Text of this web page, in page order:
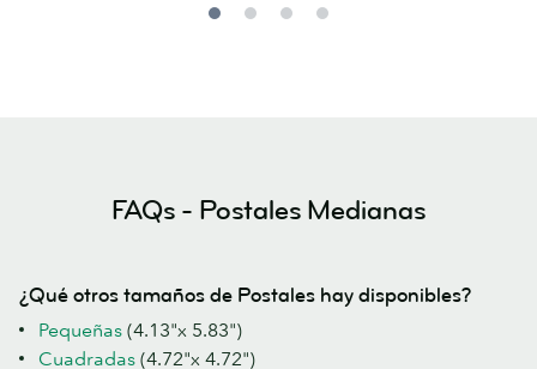
FAQs - Postales Medianas
¿Qué otros tamaños de Postales hay disponibles?
Pequeñas (4.13"x 5.83")
Cuadradas (4.72"x 4.72")